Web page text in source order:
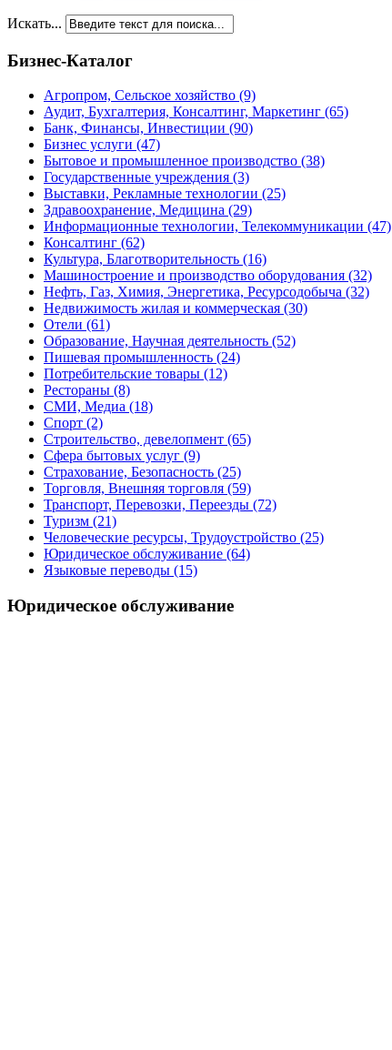
Искать...
Бизнес-Каталог
Агропром, Сельское хозяйство (9)
Аудит, Бухгалтерия, Консалтинг, Маркетинг (65)
Банк, Финансы, Инвестиции (90)
Бизнес услуги (47)
Бытовое и промышленное производство (38)
Государственные учреждения (3)
Выставки, Рекламные технологии (25)
Здравоохранение, Медицина (29)
Информационные технологии, Телекоммуникации (47)
Консалтинг (62)
Культура, Благотворительность (16)
Машиностроение и производство оборудования (32)
Нефть, Газ, Химия, Энергетика, Ресурсодобыча (32)
Недвижимость жилая и коммерческая (30)
Отели (61)
Образование, Научная деятельность (52)
Пишевая промышленность (24)
Потребительские товары (12)
Рестораны (8)
СМИ, Медиа (18)
Спорт (2)
Строительство, девелопмент (65)
Сфера бытовых услуг (9)
Страхование, Безопасность (25)
Торговля, Внешняя торговля (59)
Транспорт, Перевозки, Переезды (72)
Туризм (21)
Человеческие ресурсы, Трудоустройство (25)
Юридическое обслуживание (64)
Языковые переводы (15)
Юридическое обслуживание